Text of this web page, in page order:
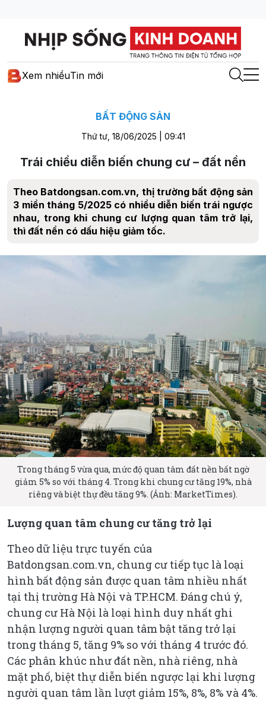
Xem nhiềuTin mới
BẤT ĐỘNG SẢN
Thứ tư, 18/06/2025 | 09:41
Trái chiều diễn biến chung cư – đất nền
Theo Batdongsan.com.vn, thị trường bất động sản
3 miền tháng 5/2025 có nhiều diễn biến trái ngược
nhau, trong khi chung cư lượng quan tâm trở lại,
thì đất nền có dấu hiệu giảm tốc.
Trong tháng 5 vừa qua, mức độ quan tâm đất nền bất ngờ
giảm 5% so với tháng 4. Trong khi chung cư tăng 19%, nhà
riêng và biệt thự đều tăng 9%. (Ảnh: MarketTimes).
Lượng quan tâm chung cư tăng trở lại
Theo dữ liệu trực tuyến của
Batdongsan.com.vn, chung cư tiếp tục là loại
hình bất động sản được quan tâm nhiều nhất
tại thị trường Hà Nội và TP.HCM. Đáng chú ý,
chung cư Hà Nội là loại hình duy nhất ghi
nhận lượng người quan tâm bật tăng trở lại
trong tháng 5, tăng 9% so với tháng 4 trước đó.
Các phân khúc như đất nền, nhà riêng, nhà
mặt phố, biệt thự diễn biến ngược lại khi lượng
người quan tâm lần lượt giảm 15%, 8%, 8% và 4%.